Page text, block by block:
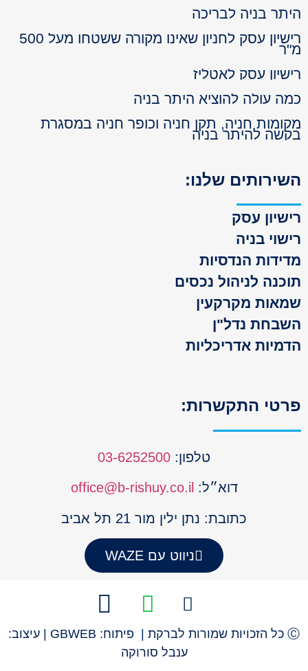
בניה לבריכה
רישיון עסק לחניון שאינו מקורה ששטחו מעל 500
עסק לאטליז
עולה להוציא היתר בניה
חניה, תקן חניה וכופר חניה במסגרת
להיתר בניה
שלנו:
עסק
בניה
הנדסיות
לניהול נכסים
מקרקעין
נדל"ן
אדריכליות
התקשרות:
טלפון:03-6252500
דוא״ל:office@b-rishuy.co.il
כתובת: נתן ילין מור 21 תל אביב
ניווט עם WAZE
Ⓒ כל הזכויות שמורות לברקת | פיתוח: GBWEB | עיצוב:
ענבל סורוקה